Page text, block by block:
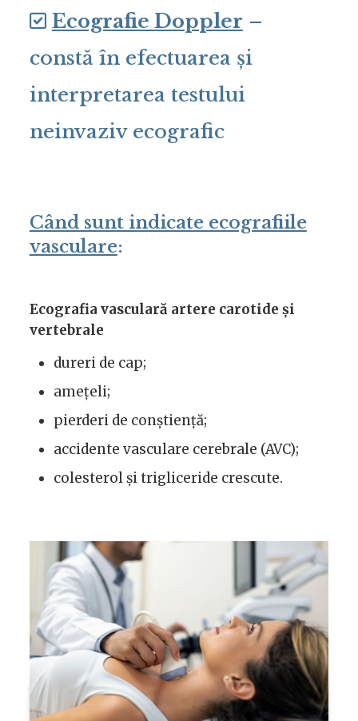
Ecografie Doppler –
constă în efectuarea și
interpretarea testului
neinvaziv ecografic
Când sunt indicate ecografiile
vasculare:
Ecografia vasculară artere carotide și
vertebrale
dureri de cap;
amețeli;
pierderi de conștiență;
accidente vasculare cerebrale (AVC);
colesterol și trigliceride crescute.